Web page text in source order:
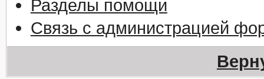
Разделы помощи
Связь с администрацией